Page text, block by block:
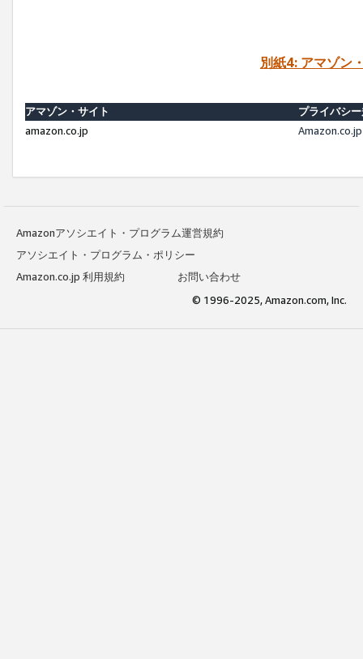
別紙4: アマゾン
アマゾン・サイト
プライバシ
amazon.co.jp
Amazonアソシエイト・プログラム運営規約
アソシエイト・プログラム・ポリシー
Amazon.co.jp 利用規約
お問い合わせ
© 1996-2025, Amazon.com, Inc.